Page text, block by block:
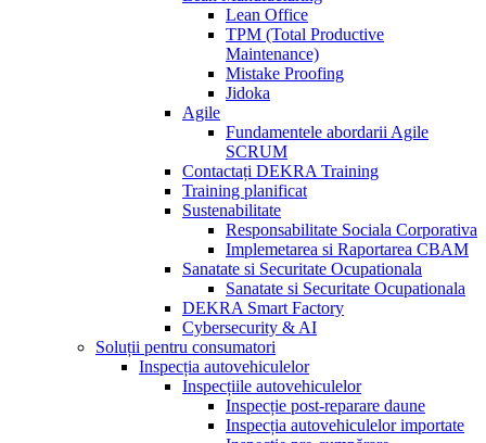
Lean Office
TPM (Total Productive
Maintenance)
Mistake Proofing
Jidoka
Agile
Fundamentele abordarii Agile
SCRUM
Contactați DEKRA Training
Training planificat
Sustenabilitate
Responsabilitate Sociala Corporativa
Implemetarea si Raportarea CBAM
Sanatate si Securitate Ocupationala
Sanatate si Securitate Ocupationala
DEKRA Smart Factory
Cybersecurity & AI
Soluții pentru consumatori
Inspecția autovehiculelor
Inspecțiile autovehiculelor
Inspecție post-reparare daune
Inspecția autovehiculelor importate